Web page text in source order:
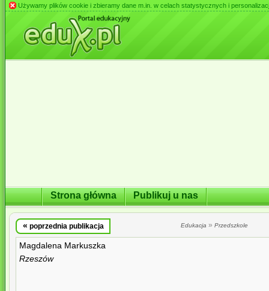
Używamy plików cookie i zbieramy dane m.in. w celach statystycznych i
Strona główna Publikuj u nas
« poprzednia publikacja Edukacja » Przedszkole
Magdalena Markuszka
Rzeszów